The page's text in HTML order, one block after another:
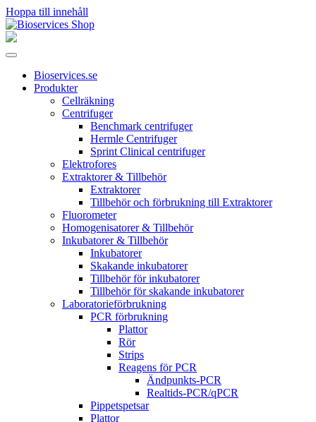
Hoppa till innehåll
Huvudnavigering
Bioservices.se
Produkter
Cellräkning
Centrifuger
Benchmark centrifuger
Hermle Centrifuger
Sprint Clinical centrifuger
Elektrofores
Extraktorer & Tillbehör
Extraktorer
Tillbehör och förbrukning till Extraktorer
Fluorometer
Homogenisatorer & Tillbehör
Inkubatorer & Tillbehör
Inkubatorer
Skakande inkubatorer
Tillbehör för inkubatorer
Tillbehör för skakande inkubatorer
Laboratorieförbrukning
PCR förbrukning
Plattor
Rör
Strips
Reagens för PCR
Ändpunkts-PCR
Realtids-PCR/qPCR
Pippetspetsar
Plattor